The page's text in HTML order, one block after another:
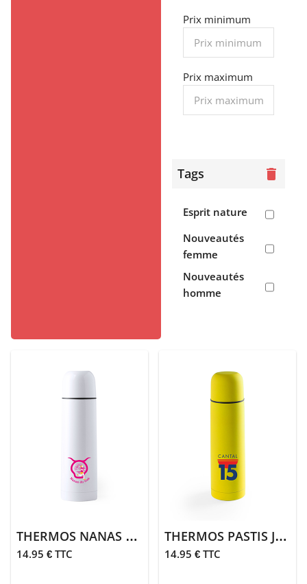
> Sweats
Femme
> Tee-shirts,
> Polos
> Pulls,
> Vestes,
> Robes,
jogging
> Garçon
> Tee-
> Sweats,
pulls,
polaires
Doudounes,
coupe-vent
Prix minimum
Prix maximum
Tags delete
Esprit nature
Nouveautés
femme
Nouveautés
homme
THERMOS NANAS DU TREK
14.95 € TTC
THERMOS PASTIS JAUNE
14.95 € TTC